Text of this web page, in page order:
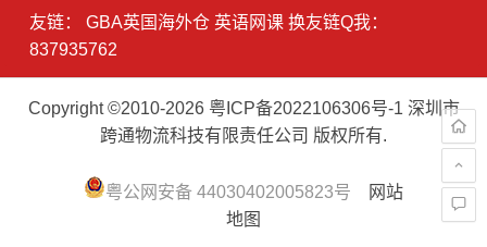
友链：GBA英国海外仓 英语网课 换友链Q我：
837935762
Copyright ©2010-2026 粤ICP备2022106306号-1深圳市
跨通物流科技有限责任公司 版权所有.
粤公网安备 44030402005823号
网站
地图